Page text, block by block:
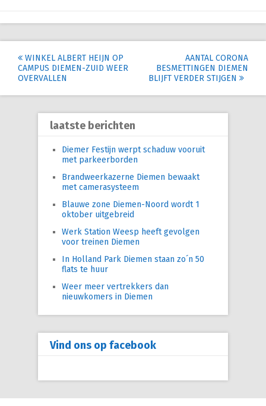
Post
navigation
WINKEL ALBERT HEIJN OP
CAMPUS DIEMEN-ZUID WEER
OVERVALLEN
AANTAL CORONA
BESMETTINGEN DIEMEN
BLIJFT VERDER STIJGEN
laatste berichten
Diemer Festijn werpt schaduw vooruit
met parkeerborden
Brandweerkazerne Diemen bewaakt
met camerasysteem
Blauwe zone Diemen-Noord wordt 1
oktober uitgebreid
Werk Station Weesp heeft gevolgen
voor treinen Diemen
In Holland Park Diemen staan zo´n 50
flats te huur
Weer meer vertrekkers dan
nieuwkomers in Diemen
Vind ons op facebook